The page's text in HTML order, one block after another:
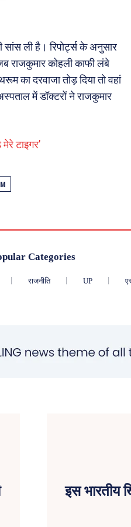
ली है। रिपोर्ट्स के अनुसार
राजकुमार कोहली काफी लंबे
दरवाजा तोड़ दिया तो वहां
में डॉक्टरों ने राजकुमार
टाइगर’
Categories
राजनीति UP
इस भारतीय